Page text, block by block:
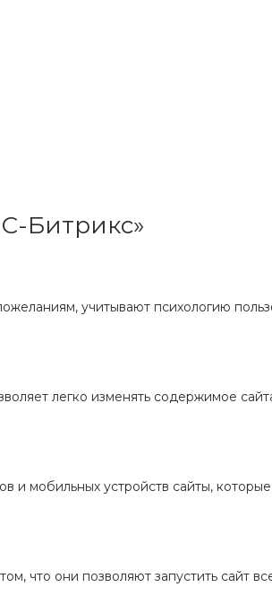
Битрикс»
учитывают психологию
легко изменять содержимое
мобильных устройств сайты,
что они позволяют запустить сайт